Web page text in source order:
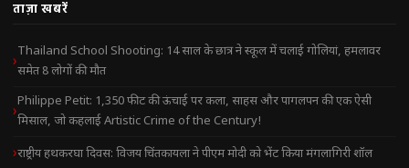
ताज़ा खबरें
Thailand School Shooting: 14 साल के छात्र ने स्कूल में चलाई गोलियां, हमलावर
समेत 8 लोगों की मौत
Philippe Petit: 1,350 फीट की ऊंचाई पर कला, साहस और पागलपन की एक ऐसी
मिसाल, जो कहलाई Artistic Crime of the Century!
राष्ट्रीय हथकरघा दिवस: विजय चिंतकायला ने पीएम मोदी को भेंट किया मंगलागिरी शॉल